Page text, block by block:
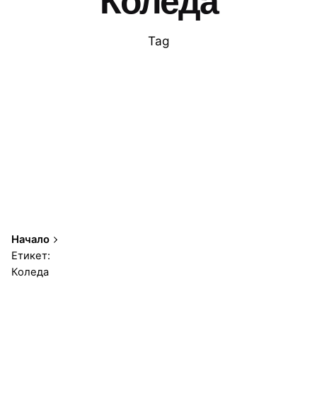
Tag
Начало
Етикет:
Коледа